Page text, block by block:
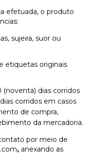
efetuada, o produto
sujeira, suor ou
etiquetas originais
dias corridos
corridos em casos
de compra,
da mercadoria.
por meio de
, anexando as